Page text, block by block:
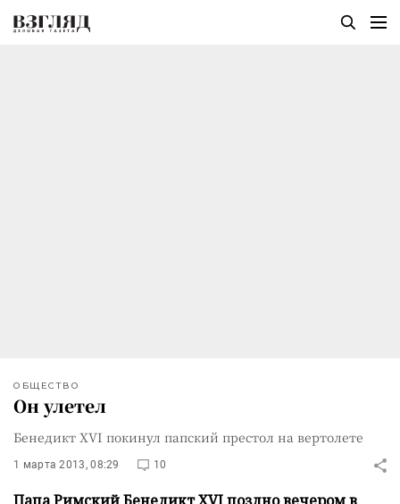
ОБЩЕСТВО
Он улетел
Бенедикт XVI покинул папский престол на вертолете
1 марта 2013, 08:29 10